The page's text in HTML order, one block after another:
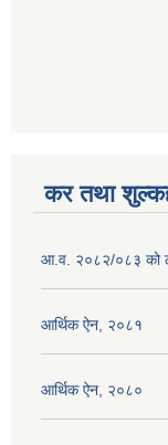
कर तथा
आ.व. २०८२/०८३ को
आर्थिक ऐन, २०८१
आर्थिक ऐन, २०८०